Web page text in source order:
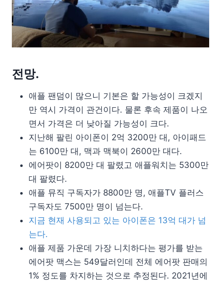
전망.
애플 팬덤이 많으니 기본은 할 가능성이 크겠지
만 역시 가격이 관건이다. 물론 후속 제품이 나오
면서 가격은 더 낮아질 가능성이 크다.
지난해 팔린 아이폰이 2억 3200만 대, 아이패드
는 6100만 대, 맥과 맥북이 2600만 대다.
에어팟이 8200만 대 팔렸고 애플워치는 5300만
대 팔렸다.
애플 뮤직 구독자가 8800만 명, 애플TV 플러스
구독자도 7500만 명이 넘는다.
지금 현재 사용되고 있는 아이폰은 13억 대가 넘
는다.
애플 제품 가운데 가장 니치하다는 평가를 받는
에어팟 맥스는 549달러인데 전체 에어팟 판매의
1% 정도를 차지하는 것으로 추정된다. 2021년에